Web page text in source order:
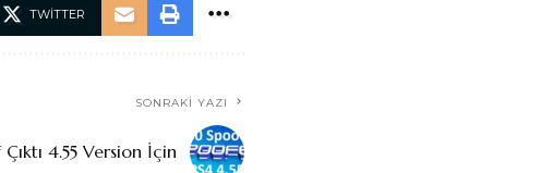
TWITTER
SONRAKI YAZI
4.55 Version İçin